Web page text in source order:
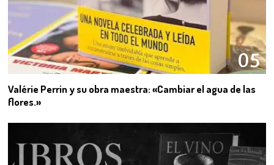
05
Valérie Perrin y su obra maestra: «Cambiar el agua de las
flores.»